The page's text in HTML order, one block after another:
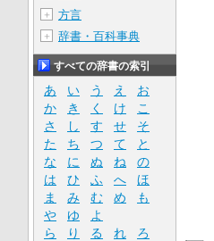
＋ 方言
＋ 辞書・百科事典
すべての辞書の索引
あ い う え
お
か
き く け
こ
さ
し す せ
そ
た
ち つ て
と
な
に ぬ ね
の
は
ひ ふ へ
ほ
ま
み む め
も
や
ゆ
よ
ら
り る れ
ろ